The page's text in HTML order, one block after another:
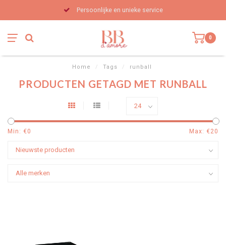
Persoonlijke en unieke service
0
Home / Tags / runball
PRODUCTEN GETAGD MET RUNBALL
Min: €0 Max: €20